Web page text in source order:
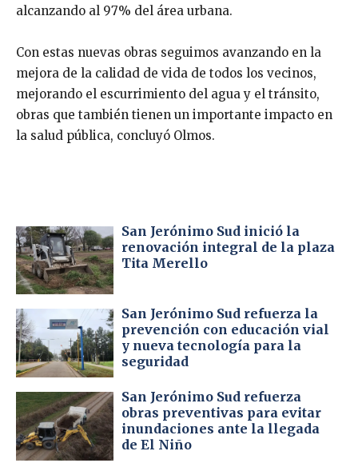
alcanzando al 97% del área urbana.
Con estas nuevas obras seguimos avanzando en la
mejora de la calidad de vida de todos los vecinos,
mejorando el escurrimiento del agua y el tránsito,
obras que también tienen un importante impacto en
la salud pública, concluyó Olmos.
San Jerónimo Sud inició la
renovación integral de la plaza
Tita Merello
San Jerónimo Sud refuerza la
prevención con educación vial
y nueva tecnología para la
seguridad
San Jerónimo Sud refuerza
obras preventivas para evitar
inundaciones ante la llegada
de El Niño